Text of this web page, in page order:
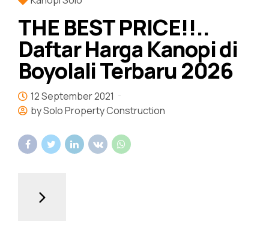
THE BEST PRICE!!..
Daftar Harga Kanopi di
Boyolali Terbaru 2026
12 September 2021
by Solo Property Construction